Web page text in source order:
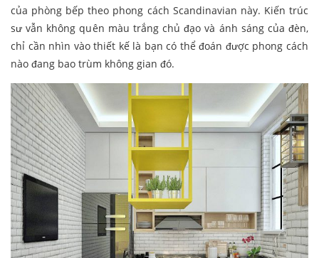
của phòng bếp theo phong cách Scandinavian này. Kiến trúc
sư vẫn không quên màu trắng chủ đạo và ánh sáng của đèn,
chỉ cần nhìn vào thiết kế là bạn có thể đoán được phong cách
nào đang bao trùm không gian đó.